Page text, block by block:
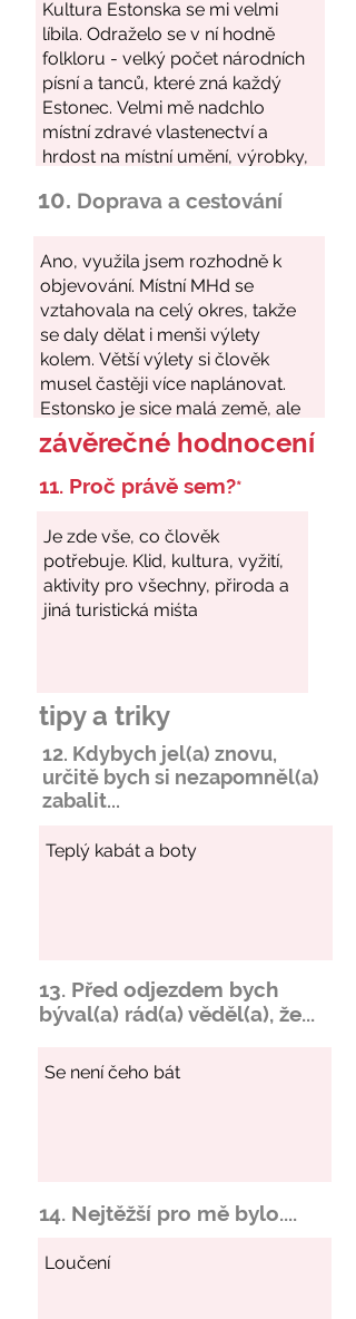
10. Doprava a cestování
závěrečné hodnocení
11. Proč právě sem?*
tipy a triky
12. Kdybych jel(a) znovu,
určitě bych si nezapomněl(a)
zabalit...
13. Před odjezdem bych
býval(a) rád(a) věděl(a), že...
14. Nejtěžší pro mě bylo....